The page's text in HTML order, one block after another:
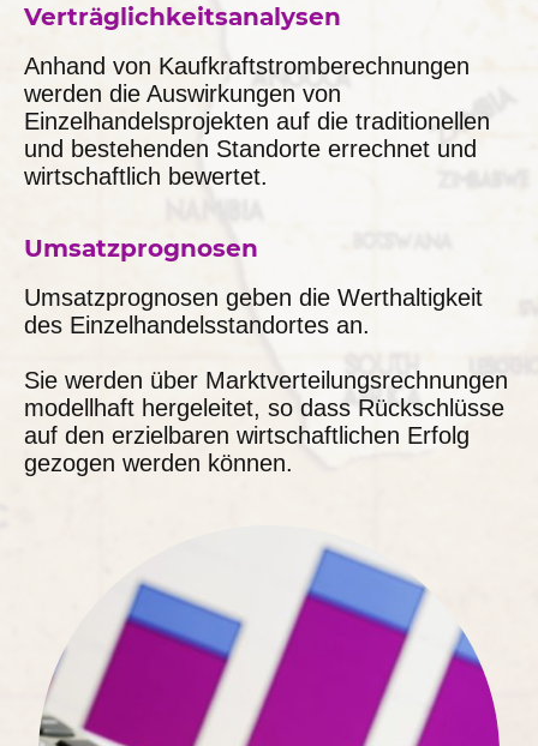
Verträglichkeitsanalysen
Anhand von Kaufkraftstromberechnungen
werden die Auswirkungen von
Einzelhandelsprojekten auf die traditionellen
und bestehenden Standorte errechnet und
wirtschaftlich bewertet.
Umsatzprognosen
Umsatzprognosen geben die Werthaltigkeit
des Einzelhandelsstandortes an.
Sie werden über Marktverteilungsrechnungen
modellhaft hergeleitet, so dass Rückschlüsse
auf den erzielbaren wirtschaftlichen Erfolg
gezogen werden können.